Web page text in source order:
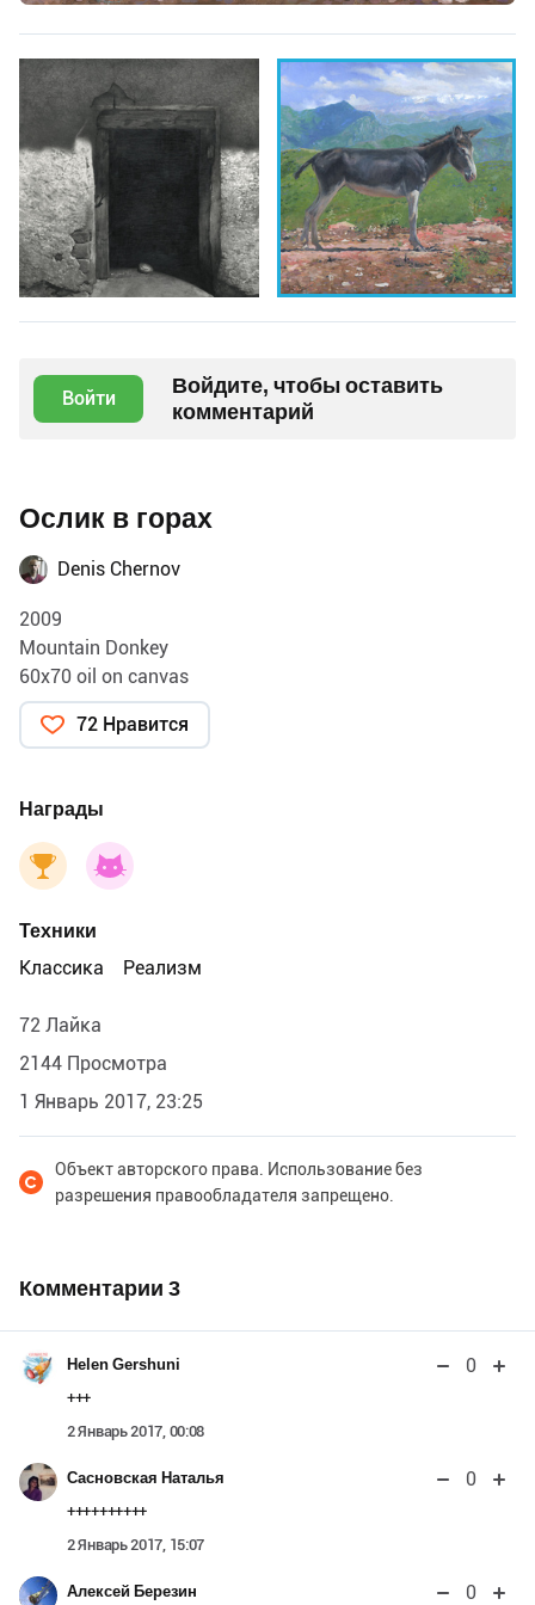
Войти
Войдите, чтобы оставить
комментарий
Ослик в горах
Denis Chernov
2009
Mountain Donkey
60х70 oil on canvas
72 Нравится
Награды
Техники
Классика
Реализм
72 Лайка
2144 Просмотра
1 Январь 2017, 23:25
Объект авторского права. Использование без
разрешения правообладателя запрещено.
Комментарии 3
Helen Gershuni 0
+++
2 Январь 2017, 00:08
Сасновская Наталья 0
++++++++++
2 Январь 2017, 15:07
Алексей Березин 0